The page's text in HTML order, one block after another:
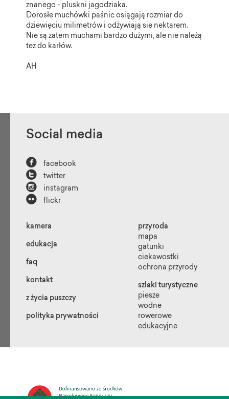
znanego - pluskni jagodziaka.
Dorosłe muchówki paśnic osiągają rozmiar do
dziewięciu milimetrów i odżywiają się nektarem.
Nie są zatem muchami bardzo dużymi, ale nie należą
tez do karłów.
AH
Social media
 facebook
 twitter
 instagram
 flickr
kamera
edukacja
faq
kontakt
z życia puszczy
polityka prywatności
przyroda
mapa
gatunki
ciekawostki
ochrona przyrody
szlaki turystyczne
piesze
wodne
rowerowe
edukacyjne